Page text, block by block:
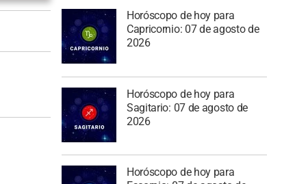
Horóscopo de hoy para
Capricornio: 07 de agosto de
2026
Horóscopo de hoy para
Sagitario: 07 de agosto de
2026
Horóscopo de hoy para